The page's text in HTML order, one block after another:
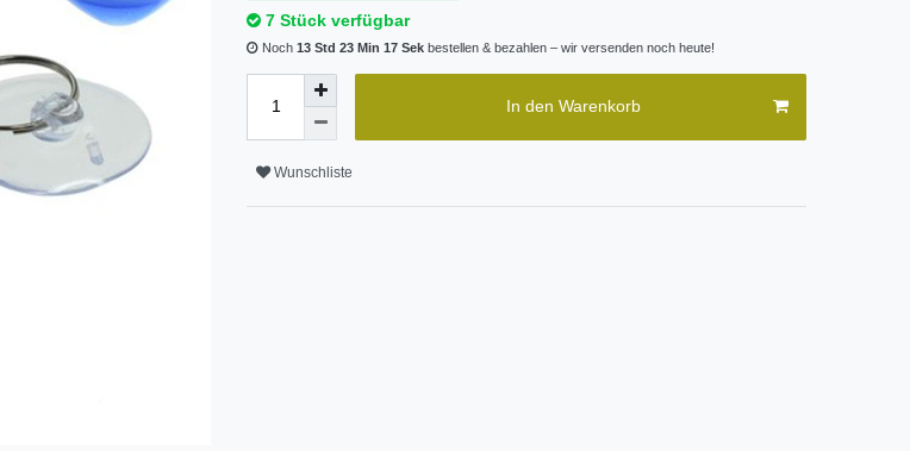
7 Stück verfügbar
Noch 13 Std 23 Min 16 Sek bestellen & bezahlen – wir versenden noch heute!
In den Warenkorb
Wunschliste